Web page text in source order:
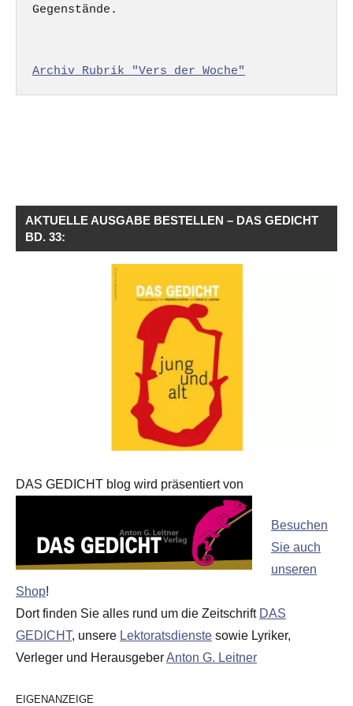
Gegenstände.
Archiv Rubrik "Vers der Woche"
AKTUELLE AUSGABE BESTELLEN – DAS GEDICHT
BD. 33:
DAS GEDICHT blog wird präsentiert von
Besuchen
Sie auch
unseren
Shop!
Dort finden Sie alles rund um die Zeitschrift DAS
GEDICHT, unsere Lektoratsdienste sowie Lyriker,
Verleger und HerausgeberAnton G. Leitner
EIGENANZEIGE